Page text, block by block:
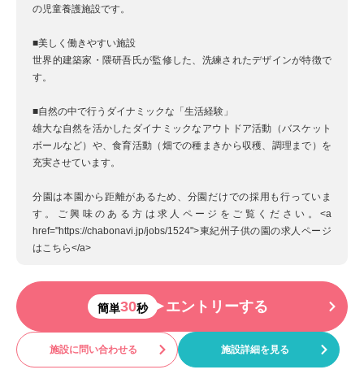
の児童養護施設です。
■美しく働きやすい施設
世界的建築家・隈研吾氏が監修した、洗練されたデザインが特徴で
す。
■自然の中で行うダイナミックな「生活経験」
雄大な自然を活かしたダイナミックなアウトドア活動（バスケット
ボールなど）や、食育活動（畑での種まきから収穫、調理まで）を
充実させています。
分園は本園から距離があるため、分園だけでの採用も行っていま
す。ご興味のある方は求人ページをご覧ください。<a
href="https://chabonavi.jp/jobs/1524">東紀州子供の園の求人ページ
はこちら</a>
簡単30秒 エントリーする
施設に問い合わせる 施設詳細を見る